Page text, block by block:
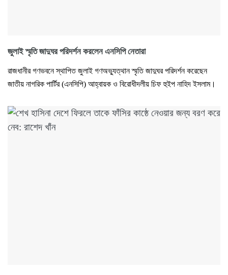
জুলাই স্মৃতি জাদুঘর পরিদর্শন করলেন এনসিপি নেতারা
রাজধানীর গণভবনে স্থাপিত জুলাই গণঅভ্যুত্থান স্মৃতি জাদুঘর পরিদর্শন করেছেন
জাতীয় নাগরিক পার্টির (এনসিপি) আহ্বায়ক ও বিরোধীদলীয় চিফ হুইপ নাহিদ ইসলাম।